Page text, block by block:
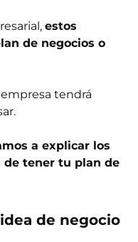
estos
de negocios o
tendrá
a explicar los
de tener tu plan de
de negocio